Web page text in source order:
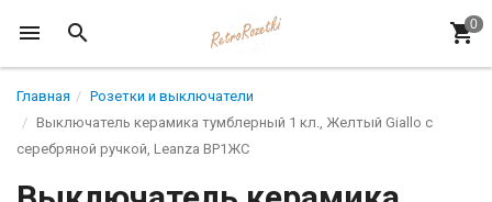
Главная
Розетки и выключатели
Выключатель керамика тумблерный 1 кл., Желтый Giallo с
серебряной ручкой, Leanza ВР1ЖС